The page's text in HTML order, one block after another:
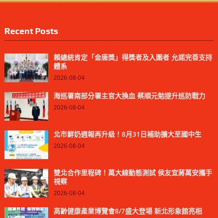
Recent Posts
賴總統肯定「金唐獎」得獎者及入圍者 允諾完善支持
體系
2026-08-04
海巡署南部分署主官大換血 蔡順元勉提升巡防戰力
2026-08-04
北市鮮奶週報再升級！8月31日補助擴大至國中生
2026-08-04
雙北合作里程碑！萬大線動態測試 侯友宜蔣萬安攜手
視察
2026-08-04
高齡健康產業博覽會8/7盛大登場 新北形象館亮相